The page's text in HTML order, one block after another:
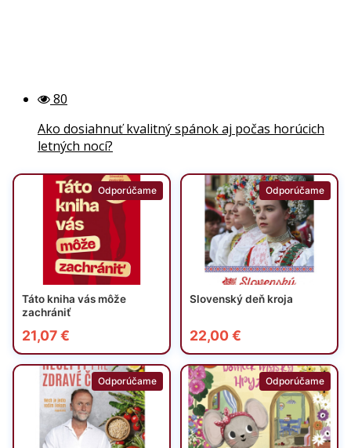
80
Ako dosiahnuť kvalitný spánok aj počas horúcich
letných nocí?